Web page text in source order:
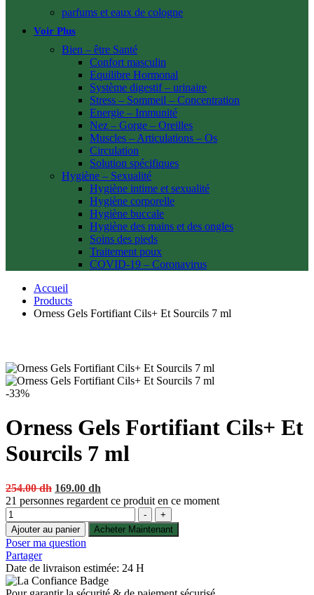
parfums et eaux de cologne
Voir Plus
Bien – être Santé
Confort masculin
Equilibre Hormonal
Système digestif – urinaire
Stress – Sommeil – Concentration
Energie – Immunité
Nez – Gorge – Oreilles
Muscles – Articulations – Os
Circulation
Solution spécifiques
Hygiène – Sexualité
Hygiène intime et sexualité
Hygiène corporelle
Hygiène buccale
Hygiène des mains et des ongles
Soins des pieds
Traitement poux
COVID-19 – Coronavirus
Accueil
Products
Orness Gels Fortifiant Cils+ Et Sourcils 7 ml
-33%
Orness Gels Fortifiant Cils+ Et
Sourcils 7 ml
254.00dh Original
price
254.00 dh.
169.00 dh
price
169.00 dh.
21 personnes regardent ce produit en ce moment
Quantité
-
+
Ajouter au panier
Acheter Maintenant
Poser ma question
Partager
Date de livraison estimée: 24 H